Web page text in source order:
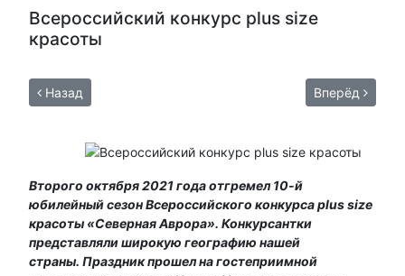
Всероссийский конкурс plus size
красоты
Назад Вперёд
Второго октября 2021 года отгремел 10-й
юбилейный сезон Всероссийского конкурса plus size
красоты «Северная Аврора». Конкурсантки
представляли широкую географию нашей
страны. Праздник прошел на гостеприимной